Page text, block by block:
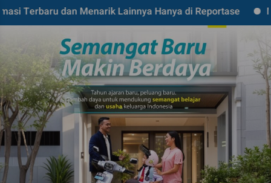
dan Menarik Lainnya Hanya di Reportase Mari